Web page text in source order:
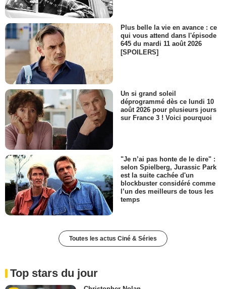
Plus belle la vie en avance : ce
qui vous attend dans l'épisode
645 du mardi 11 août 2026
[SPOILERS]
Un si grand soleil
déprogrammé dès ce lundi 10
août 2026 pour plusieurs jours
sur France 3 ! Voici pourquoi
"Je n’ai pas honte de le dire" :
selon Spielberg, Jurassic Park
est la suite cachée d'un
blockbuster considéré comme
l’un des meilleurs de tous les
temps
Toutes les actus Ciné & Séries
Top stars du jour